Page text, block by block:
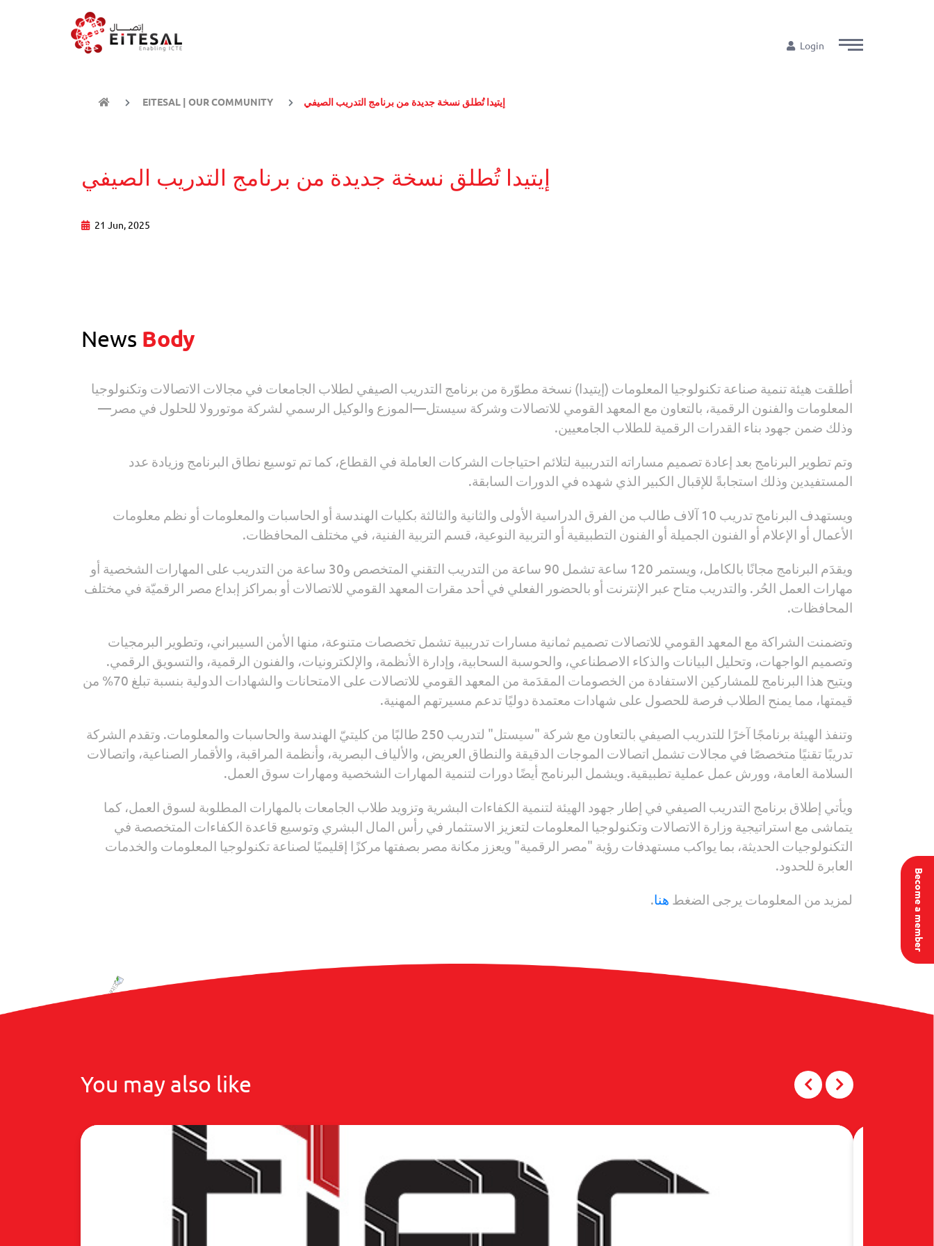
Login
Become a member
EITESAL | OUR COMMUNITY إيتيدا تُطلق نسخة جديدة من برنامج التدريب الصيفي
إيتيدا تُطلق نسخة جديدة من برنامج التدريب الصيفي
21 Jun, 2025
News Body
أطلقت هيئة تنمية صناعة تكنولوجيا المعلومات (إيتيدا) نسخة مطوّرة من برنامج التدريب الصيفي لطلاب الجامعات في مجالات الاتصالات وتكنولوجيا
المعلومات والفنون الرقمية، بالتعاون مع المعهد القومي للاتصالات وشركة سيستل—الموزع والوكيل الرسمي لشركة موتورولا للحلول في مصر—
وذلك ضمن جهود بناء القدرات الرقمية للطلاب الجامعيين.
وتم تطوير البرنامج بعد إعادة تصميم مساراته التدريبية لتلائم احتياجات الشركات العاملة في القطاع، كما تم توسيع نطاق البرنامج وزيادة عدد
المستفيدين وذلك استجابةً للإقبال الكبير الذي شهده في الدورات السابقة.
ويستهدف البرنامج تدريب 10 آلاف طالب من الفرق الدراسية الأولى والثانية والثالثة بكليات الهندسة أو الحاسبات والمعلومات أو نظم معلومات
الأعمال أو الإعلام أو الفنون الجميلة أو الفنون التطبيقية أو التربية النوعية، قسم التربية الفنية، في مختلف المحافظات.
ويقدَم البرنامج مجانًا بالكامل، ويستمر 120 ساعة تشمل 90 ساعة من التدريب التقني المتخصص و30 ساعة من التدريب على المهارات الشخصية أو
مهارات العمل الحُر. والتدريب متاح عبر الإنترنت أو بالحضور الفعلي في أحد مقرات المعهد القومي للاتصالات أو بمراكز إبداع مصر الرقميّة في مختلف
المحافظات.
وتضمنت الشراكة مع المعهد القومي للاتصالات تصميم ثمانية مسارات تدريبية تشمل تخصصات متنوعة، منها الأمن السيبراني، وتطوير البرمجيات
وتصميم الواجهات، وتحليل البيانات والذكاء الاصطناعي، والحوسبة السحابية، وإدارة الأنظمة، والإلكترونيات، والفنون الرقمية، والتسويق الرقمي.
ويتيح هذا البرنامج للمشاركين الاستفادة من الخصومات المقدَمة من المعهد القومي للاتصالات على الامتحانات والشهادات الدولية بنسبة تبلغ 70% من
قيمتها، مما يمنح الطلاب فرصة للحصول على شهادات معتمدة دوليًا تدعم مسيرتهم المهنية.
وتنفذ الهيئة برنامجًا آخرًا للتدريب الصيفي بالتعاون مع شركة "سيستل" لتدريب 250 طالبًا من كليتيّ الهندسة والحاسبات والمعلومات. وتقدم الشركة
تدريبًا تقنيًا متخصصًا في مجالات تشمل اتصالات الموجات الدقيقة والنطاق العريض، والألياف البصرية، وأنظمة المراقبة، والأقمار الصناعية، واتصالات
السلامة العامة، وورش عمل عملية تطبيقية. ويشمل البرنامج أيضًا دورات لتنمية المهارات الشخصية ومهارات سوق العمل.
ويأتي إطلاق برنامج التدريب الصيفي في إطار جهود الهيئة لتنمية الكفاءات البشرية وتزويد طلاب الجامعات بالمهارات المطلوبة لسوق العمل، كما
يتماشى مع استراتيجية وزارة الاتصالات وتكنولوجيا المعلومات لتعزيز الاستثمار في رأس المال البشري وتوسيع قاعدة الكفاءات المتخصصة في
التكنولوجيات الحديثة، بما يواكب مستهدفات رؤية "مصر الرقمية" ويعزز مكانة مصر بصفتها مركزًا إقليميًا لصناعة تكنولوجيا المعلومات والخدمات
العابرة للحدود.
لمزيد من المعلومات يرجى الضغط هنا.
You may also like